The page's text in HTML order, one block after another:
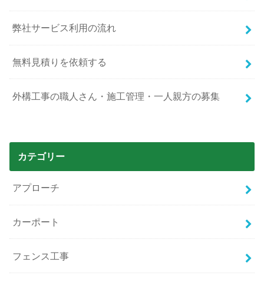
弊社サービス利用の流れ
無料見積りを依頼する
外構工事の職人さん・施工管理・一人親方の募集
カテゴリー
アプローチ
カーポート
フェンス工事